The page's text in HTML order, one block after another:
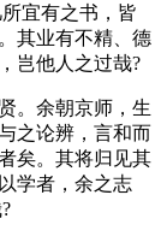
宜有之书，皆
其业有不精、德
岂他人之过哉?
。余朝京师，生
之论辨，言和而
矣。其将归见其
学者，余之志